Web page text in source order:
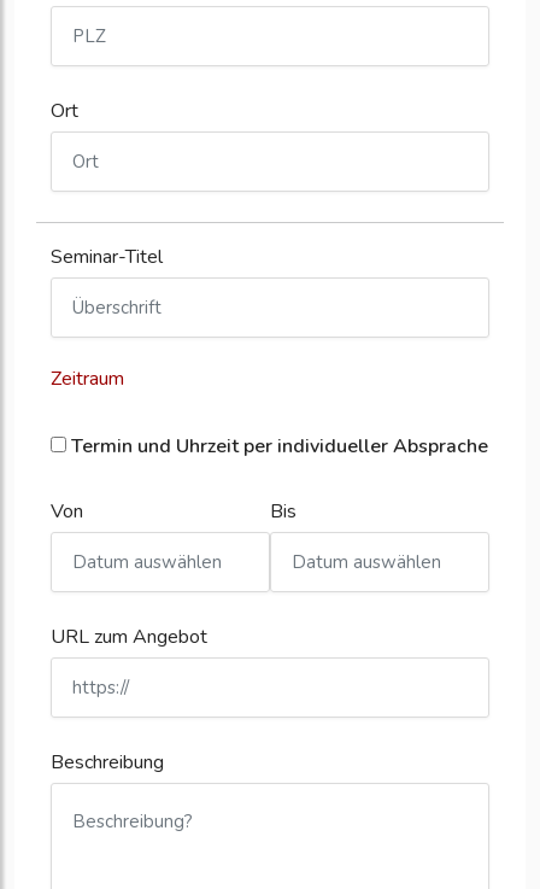
Ort
Seminar-Titel
Zeitraum
Termin und Uhrzeit per individueller Absprache
Von Bis
URL zum Angebot
Beschreibung